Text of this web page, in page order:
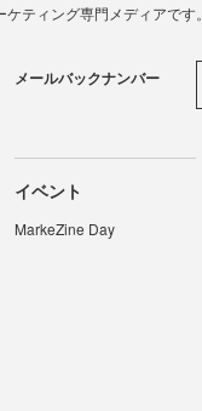
ティング専門メディアです。
メールバックナンバー
イベント
MarkeZine Day